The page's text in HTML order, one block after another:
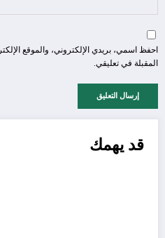
احفظ اسمي، بريدي الإلكتروني، والموقع
المقبلة في تعليقي.
قد يهمك